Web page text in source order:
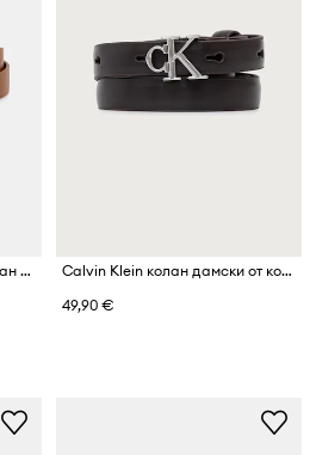
Calvin Klein двустранен колан дамски от кожа
Calvin Klein колан дамски от кожа
49,90 €